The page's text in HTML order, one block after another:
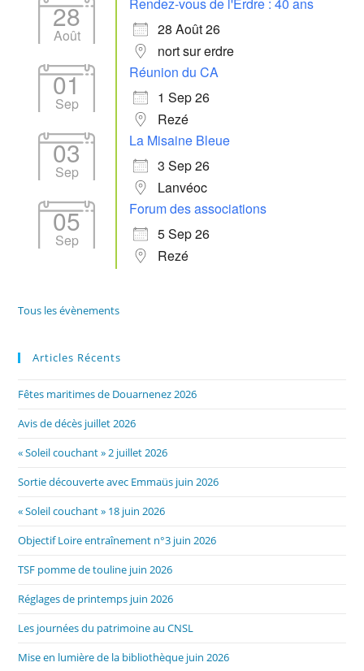
28
Août
28 Août 26
nort sur erdre
01
Sep
Réunion du CA
1 Sep 26
Rezé
03
Sep
La Misaine Bleue
3 Sep 26
Lanvéoc
05
Sep
Forum des associations
5 Sep 26
Rezé
Tous les évènements
Articles Récents
Fêtes maritimes de Douarnenez 2026
Avis de décès juillet 2026
« Soleil couchant » 2 juillet 2026
Sortie découverte avec Emmaüs juin 2026
« Soleil couchant » 18 juin 2026
Objectif Loire entraînement n°3 juin 2026
TSF pomme de touline juin 2026
Réglages de printemps juin 2026
Les journées du patrimoine au CNSL
Mise en lumière de la bibliothèque juin 2026